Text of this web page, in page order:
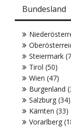
Bundesland
Steiermark
Tirol (50)
Wien (47)
Burgenland
Salzburg (34)
Kärnten (33)
Vorarlberg